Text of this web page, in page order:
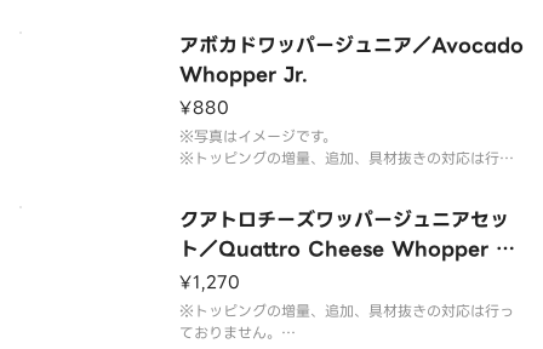
ざいます。なお、商品の破損を防ぐため、フィルム
には空気穴がございます。
※写真はイメージです。
アボカドワッパージュニア／Avocado
Whopper Jr.
¥880
※写真はイメージです。
※トッピングの増量、追加、具材抜きの対応は行っ
クアトロチーズワッパージュニアセッ
ト／Quattro Cheese Whopper Jr.
Set
¥1,270
※トッピングの増量、追加、具材抜きの対応は行っ
ておりません。